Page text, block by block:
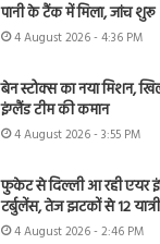
पानी के टैंक में मिला, जांच शुरू
4 August 2026 - 4:36 PM
बेन स्टोक्स का नया मिशन,
इंग्लैंड टीम की कमान
4 August 2026 - 3:55 PM
फुकेट से दिल्ली आ रही एयर
टर्बुलेंस, तेज झटकों से 12
4 August 2026 - 2:46 PM